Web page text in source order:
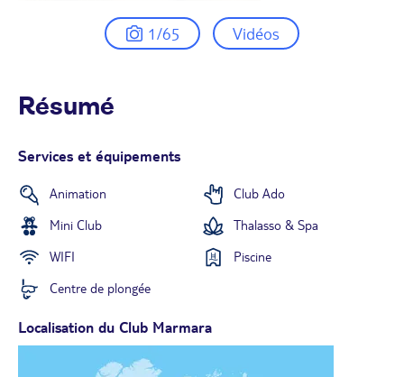
1/65 Vidéos
Résumé
Services et équipements
Animation
Club Ado
Mini Club
Thalasso & Spa
WIFI
Piscine
Centre de plongée
Localisation du Club Marmara